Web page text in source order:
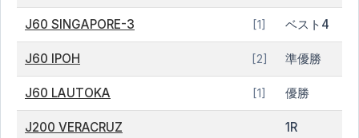
J60 SINGAPORE-3 [1] ベスト4
J60 IPOH [2] 準優勝
J60 LAUTOKA [1] 優勝
J200 VERACRUZ 1R